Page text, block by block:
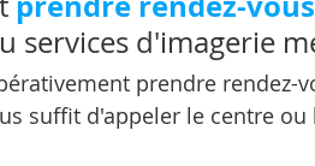
services d'imagerie
prendre rendez-
suffit d'appeler le centre